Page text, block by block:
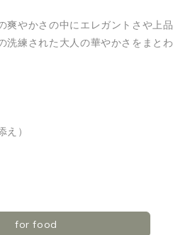
爽やかさの中にエレガントさや上品
洗練された大人の華やかさをまとわ
え）
for food